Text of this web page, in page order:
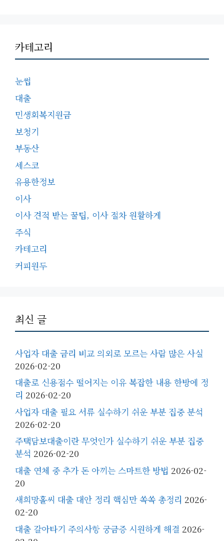
카테고리
눈썹
대출
민생회복지원금
보청기
부동산
세스코
유용한정보
이사
이사 견적 받는 꿀팁, 이사 절차 원활하게
주식
카테고리
커피원두
최신 글
사업자 대출 금리 비교 의외로 모르는 사람 많은 사실
2026-02-20
대출로 신용점수 떨어지는 이유 복잡한 내용 한방에 정
리 2026-02-20
사업자 대출 필요 서류 실수하기 쉬운 부분 집중 분석
2026-02-20
주택담보대출이란 무엇인가 실수하기 쉬운 부분 집중
분석 2026-02-20
대출 연체 중 추가 돈 아끼는 스마트한 방법 2026-02-
20
새희망홀씨 대출 대안 정리 핵심만 쏙쏙 총정리 2026-
02-20
대출 갈아타기 주의사항 궁금증 시원하게 해결 2026-